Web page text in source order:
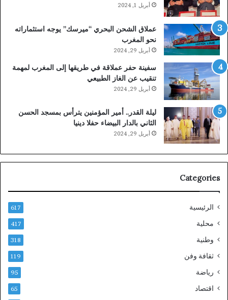
أبريل 1, 2024
عملاق الشحن البحري “ميرسك” يوجه استثماراته
نحو المغرب
أبريل 29, 2024
سفينة حفر عملاقة في طريقها إلى المغرب لمهمة
تنقيب عن الغاز الطبيعي
أبريل 29, 2024
ليلة القدر.. أمير المؤمنين يترأس بمسجد الحسن
الثاني بالدار البيضاء حفلا دينيا
أبريل 29, 2024
Categories
الرئيسية 617
محلية 417
وطنية 318
ثقافة وفن 119
رياضة 95
اقتصاد 65